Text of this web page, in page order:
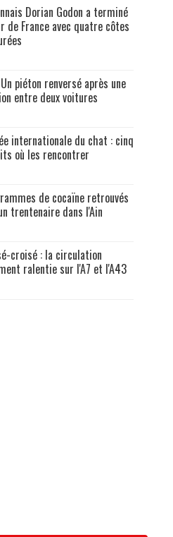
Dorian Godon a terminé
de France avec quatre côtes
Un piéton renversé après une
entre deux voitures
internationale du chat : cinq
où les rencontrer
de cocaïne retrouvés
trentenaire dans l'Ain
croisé : la circulation
ralentie sur l'A7 et l'A43